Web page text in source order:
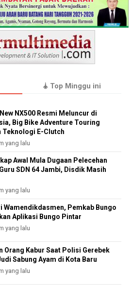
Top Minggu ini
NX500 Resmi Meluncur di
Big Bike Adventure Touring
Teknologi E-Clutch
yang lalu
Awal Mula Dugaan Pelecehan
SDN 64 Jambi, Disdik Masih
yang lalu
Wamendikdasmen, Pemkab Bungo
Aplikasi Bungo Pintar
yang lalu
Orang Kabur Saat Polisi Gerebek
Sabung Ayam di Kota Baru
yang lalu